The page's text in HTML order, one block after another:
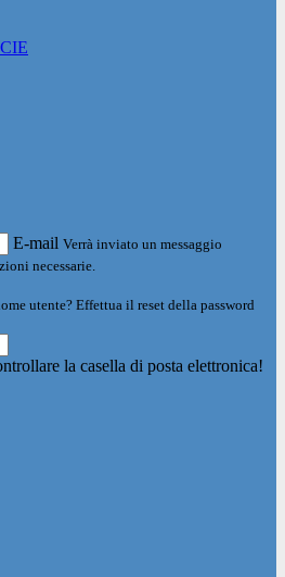
E-mail Verrà inviato un messaggio
necessarie.
utente? Effettua il reset della password
la casella di posta elettronica!